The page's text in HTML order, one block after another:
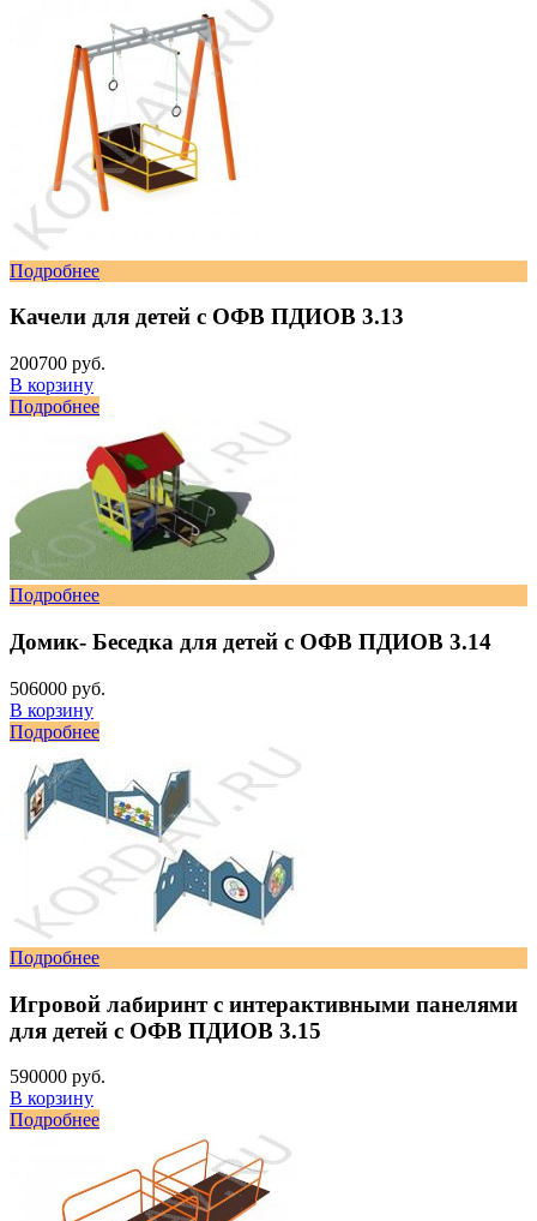
Подробнее
Качели для детей с ОФВ ПДИОВ 3.13
200700 руб.
В корзину
Подробнее
Подробнее
Домик- Беседка для детей с ОФВ ПДИОВ 3.14
506000 руб.
В корзину
Подробнее
Подробнее
Игровой лабиринт с интерактивными панелями
для детей с ОФВ ПДИОВ 3.15
590000 руб.
В корзину
Подробнее